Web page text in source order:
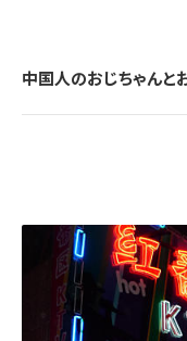
中国人のおじちゃんと